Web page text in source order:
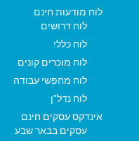
לוח מודעות חינם
לוח דרושים
לוח כללי
לוח מוכרים קונים
לוח מחפשי עבודה
לוח נדל"ן
אינדקס עסקים חינם
עסקים בבאר שבע